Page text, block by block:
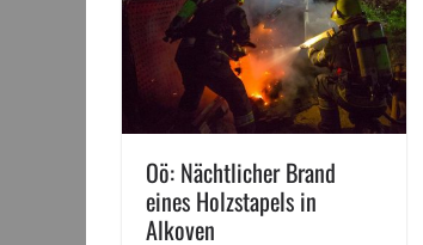
Oö: Nächtlicher Brand
eines Holzstapels in
Alkoven